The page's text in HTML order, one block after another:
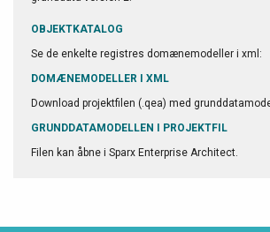
OBJEKTKATALOG
Se de enkelte registres domænemodeller i xml:
DOMÆNEMODELLER I XML
Download projektfilen (.qea) med
GRUNDDATAMODELLEN I PROJEKTFIL
Filen kan åbne i Sparx Enterprise Architect.